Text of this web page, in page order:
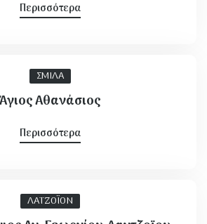
Περισσότερα
ΣΜΙΛΑ
Άγιος Αθανάσιος
Περισσότερα
ΛΑΤΖΟΪΟΝ